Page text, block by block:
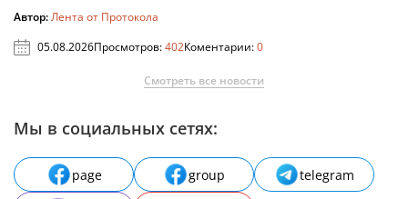
Автор:Лента от Протокола
05.08.2026Просмотров:402Коментарии:0
Смотреть все новости
Мы в социальных сетях:
page group
telegram